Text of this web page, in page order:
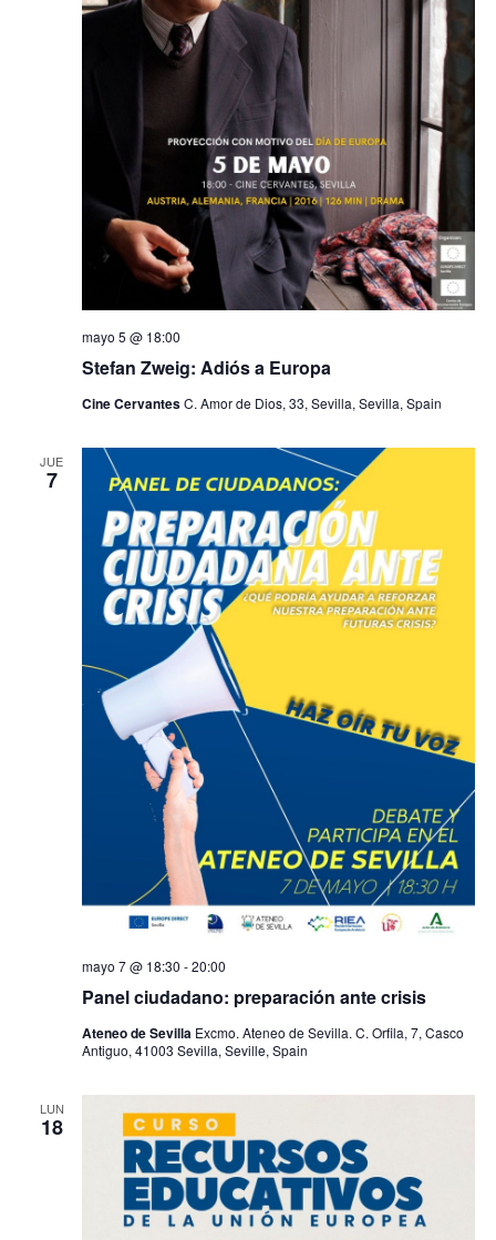
Stefan Zweig: Adiós a Europa
mayo 5 @ 18:00
Cine CervantesC. Amor de Dios, 33, Sevilla, Sevilla, Spain
JUE
7
Panel ciudadano: preparación ante crisis
mayo 7 @ 18:30 -20:00
Ateneo de Sevilla Excmo. Ateneo de Sevilla. C. Orfila, 7, Casco
Antiguo, 41003 Sevilla, Seville, Spain
LUN
18